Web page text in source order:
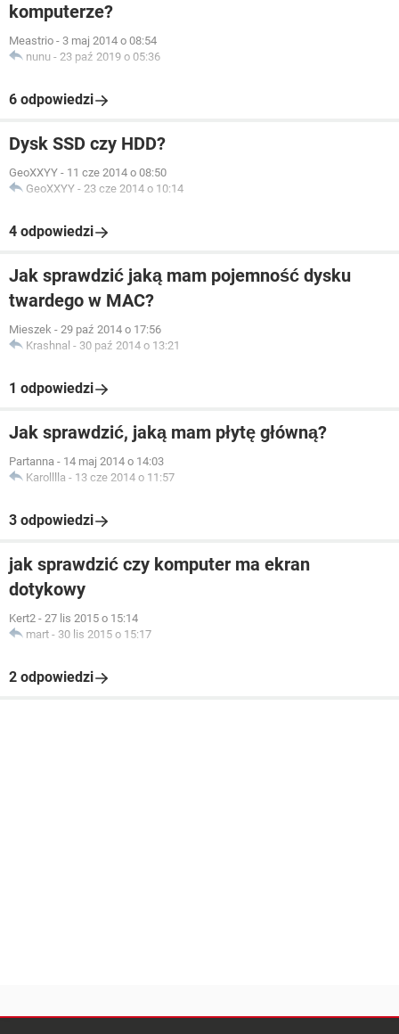
komputerze?
Meastrio - 3 maj 2014 o 08:54
nunu - 23 paź 2019 o 05:36
6 odpowiedzi
Dysk SSD czy HDD?
GeoXXYY - 11 cze 2014 o 08:50
GeoXXYY - 23 cze 2014 o 10:14
4 odpowiedzi
Jak sprawdzić jaką mam pojemność dysku
twardego w MAC?
Mieszek - 29 paź 2014 o 17:56
Krashnal - 30 paź 2014 o 13:21
1 odpowiedzi
Jak sprawdzić, jaką mam płytę główną?
Partanna - 14 maj 2014 o 14:03
Karolllla - 13 cze 2014 o 11:57
3 odpowiedzi
jak sprawdzić czy komputer ma ekran
dotykowy
Kert2 - 27 lis 2015 o 15:14
mart - 30 lis 2015 o 15:17
2 odpowiedzi